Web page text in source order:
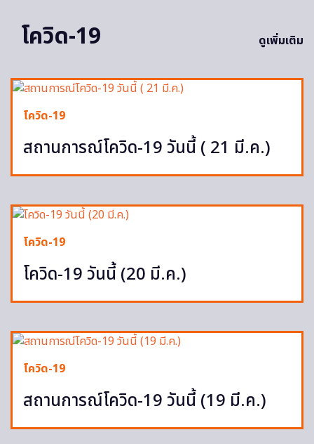
โควิด-19
ดูเพิ่มเติม
โควิด-19
สถานการณ์โควิด-19 วันนี้ ( 21 มี.ค.)
โควิด-19
โควิด-19 วันนี้ (20 มี.ค.)
โควิด-19
สถานการณ์โควิด-19 วันนี้ (19 มี.ค.)